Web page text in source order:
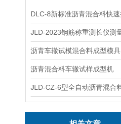
沥青车辙试模混合料成型模具
沥青混合料车辙试样成型机